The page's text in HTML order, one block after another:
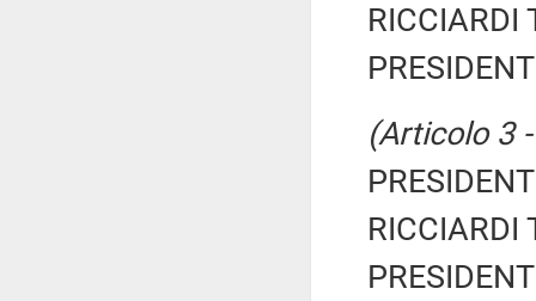
RICCIARDI
(Articolo 3
RICCIARDI